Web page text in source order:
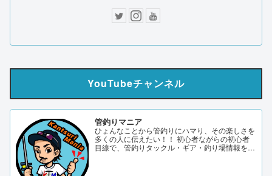
YouTubeチャンネル
管釣りマニア
ひょんなことから管釣りにハマり、その楽しさを
多くの人に伝えたい！！ 初心者ながらの初心者
目線で、管釣りタックル・ギア・釣り場情報を発